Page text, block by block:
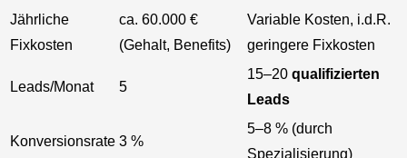
Jährliche
Fixkosten
ca. 60.000 €
(Gehalt, Benefits)
Variable Kosten, i.d.R.
geringere Fixkosten
Leads/Monat 5
15–20 qualifizierten
Leads
Konversionsrate 3 %
5–8 % (durch
Spezialisierung)